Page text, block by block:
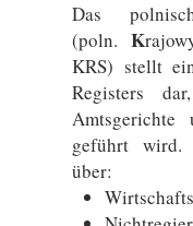
Das
(poln. K
KRS) stellt
Registers
Amtsgerichte
geführt wird.
über: